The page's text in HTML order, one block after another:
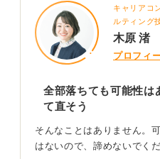
キャリアコ
ルティング
木原 渚
プロフィ
全部落ちても可能性は
て直そう
そんなことはありません。
はないので、諦めないでくだ